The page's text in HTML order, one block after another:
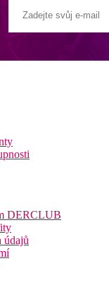
DERCLUB
údajů